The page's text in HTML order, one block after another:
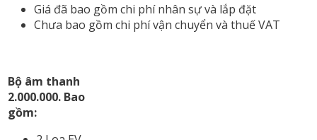
Giá đã bao gồm chi phí nhân sự và lắp đặt
Chưa bao gồm chi phí vận chuyển và thuế VAT
Bộ âm thanh
2.000.000. Bao
gồm: